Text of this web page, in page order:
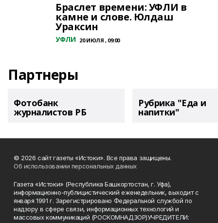
Браслет времени: УФЛИ в
камне и слове. Юлдаш
Ураксин
УФЛИ 20 ИЮЛЯ , 09:00
Партнеры
Фотобанк
журналистов РБ
Рубрика "Еда и
напитки"
© 2026 сайт газеты «Истоки». Все права защищены.
Об использовании персональных данных
Газета «Истоки» (Республика Башкортостан, г. Уфа),
информационно-публицистический еженедельник, выходит с
января 1991 г. Зарегистрировано Федеральной службой по
надзору в сфере связи, информационных технологий и
массовых коммуникаций (РОСКОМНАДЗОР)УЧРЕДИТЕЛИ: